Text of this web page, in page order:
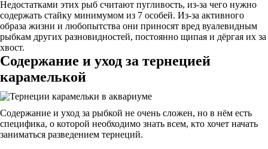
Недостатками этих рыб считают пугливость, из-за чего нужно
содержать стайку минимумом из 7 особей. Из-за активного
образа жизни и любопытства они приносят вред вуалевидным
рыбкам других разновидностей, постоянно щипая и дёргая их за
хвост.
Содержание и уход за тернецией
карамелькой
Содержание и уход за рыбкой не очень сложен, но в нём есть
специфика, о которой необходимо знать всем, кто хочет начать
заниматься разведением тернеций.